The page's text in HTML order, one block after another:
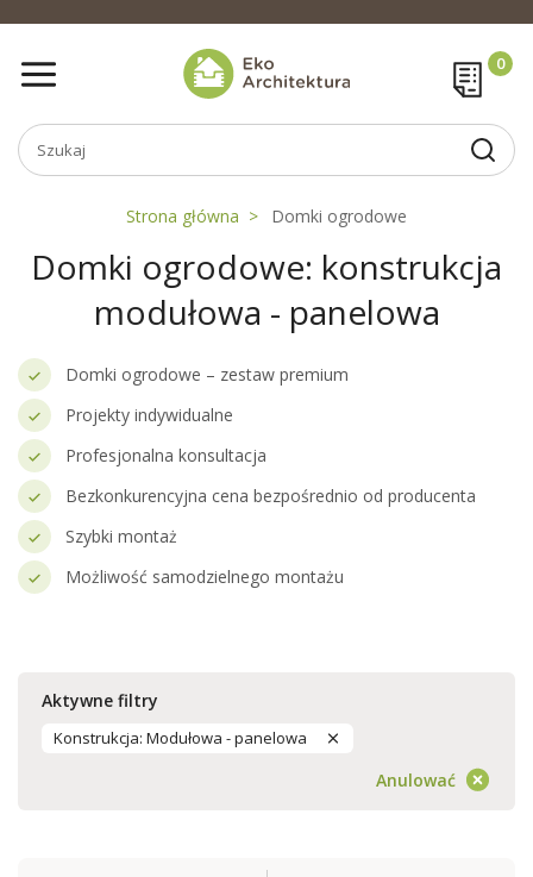
Strona główna Domki ogrodowe
Domki ogrodowe: konstrukcja
modułowa - panelowa
Domki ogrodowe – zestaw premium
Projekty indywidualne
Profesjonalna konsultacja
Bezkonkurencyjna cena bezpośrednio od producenta
Szybki montaż
Możliwość samodzielnego montażu
Aktywne filtry
Konstrukcja: Modułowa - panelowa
Anulować